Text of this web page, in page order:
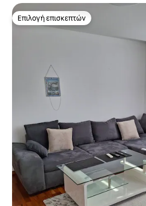
Επιλογή επισκεπτών
Επιλογή επισκεπτών